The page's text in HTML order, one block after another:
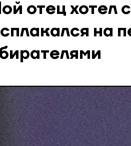
отец хотел
на